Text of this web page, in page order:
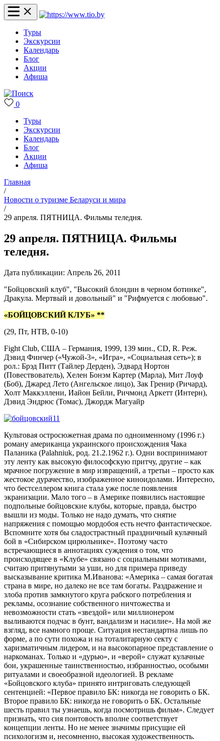
Туры
Экскурсии
Календарь
Блог
Акции
Афиша
0
Туры
Экскурсии
Календарь
Блог
Акции
Афиша
Главная
/
Новости о туризме Беларуси и мира
/
29 апреля. ПЯТНИЦА. Фильмы теледня.
29 апреля. ПЯТНИЦА. Фильмы
теледня.
Дата публикации: Апрель 26, 2011
"Бойцовский клуб", "Высокий блондин в черном ботинке",
Дракула. Мертвый и довольный" и "Рифмуется с любовью".
«БОЙЦОВСКИЙ КЛУБ» **
(29, Пт, НТВ, 0-10)
Fight Club, США – Германия, 1999, 139 мин., CD, R. Реж.
Дэвид Финчер («Чужой-3», «Игра», «Социальная сеть»); в
рол.: Брэд Питт (Тайлер Дерден), Эдвард Нортон
(Повествователь), Хелен Бонэм Картер (Марла), Мит Лоуф
(Боб), Джаред Лето (Ангельское лицо), Зак Гренир (Ричард),
Холт Маккэллени, Иайон Бейли, Ричмонд Аркетт (Интерн),
Дэвид Эндрюс (Томас), Джордж Магуайр
Культовая остросюжетная драма по одноименному (1996 г.)
роману американца украинского происхождения Чака
Паланика (Palahniuk, род. 21.2.1962 г.). Одни воспринимают
эту ленту как высокую философскую притчу, другие – как
мрачное погружение в мир извращений, а третьи – просто как
жестокое дурачество, изображенное киноидолами. Интересно,
что бестселлером книга стала уже после появления
экранизации. Мало того – в Америке появились настоящие
подпольные бойцовские клубы, которые, правда, быстро
вышли из моды. Только не надо думать, что снятие
напряжения с помощью мордобоя есть нечто фантастическое.
Вспомните хотя бы сладострастный праздничный кулачный
бой в «Сибирском цирюльнике». Поэтому часто
встречающиеся в аннотациях суждения о том, что
происходящее в «Клубе» связано с социальными мотивами,
считаю притянутыми за уши, но для примера приведу
высказывание критика М.Иванова: «Америка – самая богатая
страна в мире, но далеко не все там богаты. Раздражение и
злоба против замкнутого круга рабского потребления и
рекламы, осознание собственного ничтожества и
невозможности стать «звездой» или миллионером
выливаются подчас в бунт, вандализм и насилие». На мой же
взгляд, все намного проще. Ситуация нестандартна лишь по
форме, а по сути похожа и на тоталитарную секту с
харизматичным лидером, и на высокопарное представление о
наркоманах. Только и «дурью», и «верой» служат кулачные
бои, украшенные таинственностью, избранностью, особыми
ритуалами и своеобразной идеологией. В рекламе
«Бойцовского клуба» принято интриговать следующей
сентенцией: «Первое правило БК: никогда не говорить о БК.
Второе правило БК: никогда не говорить о БК. Остальные
шесть правил ты узнаешь, когда посмотришь фильм». Следует
признать, что сия понтовость вполне соответствует
концепции ленты. Но не менее значимы присущие ей
психологизм и, несомненно, высокая художественность.